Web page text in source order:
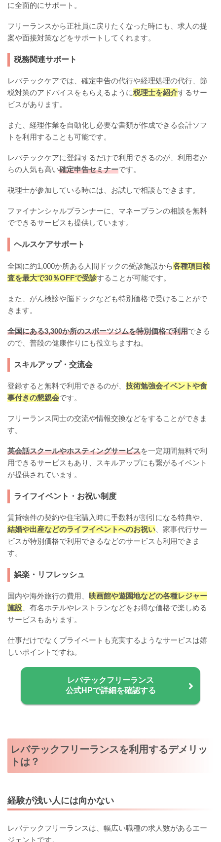
に全面的にサポート。
フリーランスから正社員に戻りたくなった時にも、求人の提
案や面接対策などをサポートしてくれます。
税務関連サポート
レバテックケアでは、確定申告の代行や経理処理の代行、節
税対策のアドバイスをもらえるように税理士を紹介するサー
ビスがあります。
また、経理作業を自動化し必要な書類が作成できる会計ソフ
トを利用することも可能です。
レバテックケアに登録するだけで利用できるのが、利用者か
らの人気も高い確定申告セミナーです。
税理士が参加している時には、お試しで相談もできます。
ファイナンシャルプランナーに、マネープランの相談を無料
でできるサービスも提供しています。
ヘルスケアサポート
全国に約1,000か所ある人間ドックの受診施設から各種項目検
査を最大で30％OFFで受診することが可能です。
また、がん検診や脳ドックなども特別価格で受けることがで
きます。
全国にある3,300か所のスポーツジムを特別価格で利用できる
ので、普段の健康作りにも役立ちますね。
スキルアップ・交流会
登録すると無料で利用できるのが、 技術勉強会イベントや食
事付きの懇親会です。
フリーランス同士の交流や情報交換などをすることができま
す。
英会話スクールやホスティングサービスを一定期間無料で利
用できるサービスもあり、スキルアップにも繋がるイベント
が提供されています。
ライフイベント・お祝い制度
賃貸物件の契約や住宅購入時に手数料が割引になる特典や、
結婚や出産などのライフイベントへのお祝い 、家事代行サー
ビスが特別価格で利用できるなどのサービスも利用できま
す。
娯楽・リフレッシュ
国内や海外旅行の費用、 映画館や遊園地などの各種レジャー
施設 、有名ホテルやレストランなどをお得な価格で楽しめる
サービスもあります。
仕事だけでなくプライベートも充実するようなサービスは嬉
しいポイントですね。
レバテックフリーランス
公式HPで詳細を確認する
レバテックフリーランスを利用するデメリッ
トは？
経験が浅い人には向かない
レバテックフリーランスは、幅広い職種の求人数があるエー
ジェントです。